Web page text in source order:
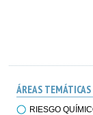
ÁREAS TEMÁTICAS
RIESGO